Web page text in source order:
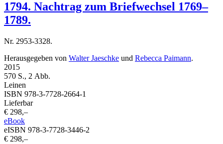
1794. Nachtrag zum Briefwechsel 1769–
1789.
Nr. 2953-3328.
Herausgegeben von Walter Jaeschke und Rebecca Paimann.
2015
570 S., 2 Abb.
Leinen
ISBN 978-3-7728-2664-1
Lieferbar
€ 298,–
eBook
eISBN 978-3-7728-3446-2
€ 298,–